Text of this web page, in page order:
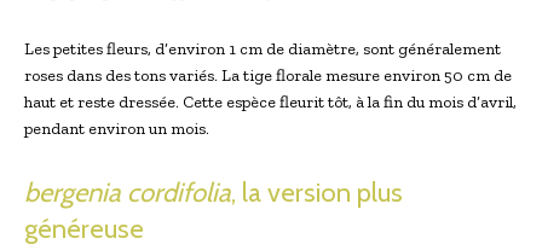
Les petites fleurs, d’environ 1‌ cm de‍ diamètre, sont généralement
roses dans des ⁤tons variés. La tige florale mesure⁤ environ 50 cm de
haut et reste dressée.⁢ Cette espèce fleurit ‍tôt, à la fin du mois d’avril,
⁣pendant environ un mois.
bergenia cordifolia, la version plus
généreuse